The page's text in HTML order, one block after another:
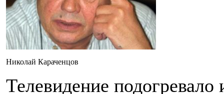
Николай Караченцов
Телевидение подогревало